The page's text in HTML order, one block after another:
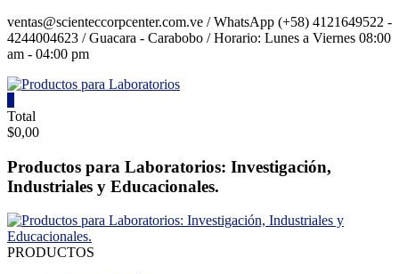
Saltar
contenido
ventas@scienteccorpcenter.com.ve / WhatsApp (+58) 4121649522 -
4244004623 / Guacara - Carabobo / Horario: Lunes a Viernes 08:00
am - 04:00 pm
Productos
para
Laboratorios
Investigación,
y
Educacionales.
Total
$0,00
Productos para Laboratorios: Investigación,
Industriales y Educacionales.
PRODUCTOS